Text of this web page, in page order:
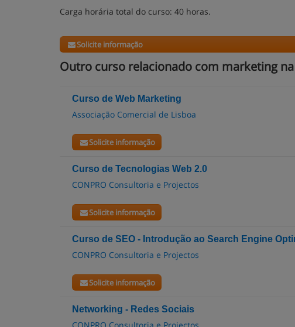
Carga horária total do curso: 40 horas.
Solicite informação
Outro curso relacionado com marketing
Curso de Web Marketing
Associação Comercial de Lisboa
Solicite informação
Curso de Tecnologias Web 2.0
CONPRO Consultoria e Projectos
Solicite informação
Curso de SEO - Introdução ao Search Engine
CONPRO Consultoria e Projectos
Solicite informação
Networking - Redes Sociais